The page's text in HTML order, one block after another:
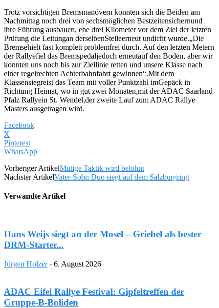
Trotz vorsichtigen Bremsmanövern konnten sich die Beiden am
Nachmittag noch drei von sechsmöglichen Bestzeitensichernund
ihre Führung ausbauen, ehe drei Kilometer vor dem Ziel der letzten
Prüfung die Leitungan derselbenStelleerneut undicht wurde.„Die
Bremsehielt fast komplett problemfrei durch. Auf den letzten Metern
der Rallyefiel das Bremspedaljedoch erneutauf den Boden, aber wir
konnten uns noch bis zur Ziellinie retten und unsere Klasse nach
einer regelrechten Achterbahnfahrt gewinnen“.Mit dem
Klassensiegreist das Team mit voller Punktzahl imGepäck in
Richtung Heimat, wo in gut zwei Monaten,mit der ADAC Saarland-
Pfalz Rallyein St. Wendel,der zweite Lauf zum ADAC Rallye
Masters ausgetragen wird.
Facebook
X
Pinterest
WhatsApp
Vorheriger ArtikelMutige Taktik wird belohnt
Nächster ArtikelVater-Sohn Duo siegt auf dem Salzburgring
Verwandte Artikel
Hans Weijs siegt an der Mosel – Griebel als bester
DRM-Starter...
Jürgen Holzer - 6. August 2026
ADAC Eifel Rallye Festival: Gipfeltreffen der
Gruppe-B-Boliden